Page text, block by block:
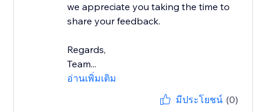
we appreciate you taking the time to
share your feedback.
Regards,
Team...
อ่านเพิ่มเติม
มีประโยชน์ (0)